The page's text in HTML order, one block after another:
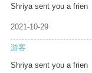
Shriya sent you a frien
2021-10-29
游客
Shriya sent you a frien